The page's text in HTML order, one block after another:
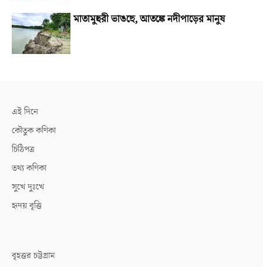
মাতামুহুরী ভাঙছে, আতঙ্কে নদীপাড়ের মানুষ
এই দিনে
কৌতুক কণিকা
চিঠিপত্র
তথ্য কণিকা
সুখে দুঃখে
হৃদয় বৃত্তি
বৃহত্তর চট্টগ্রাম